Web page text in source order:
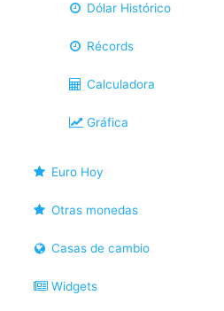
Dólar Histórico
Récords
Calculadora
Gráfica
Euro Hoy
Otras monedas
Casas de cambio
Widgets